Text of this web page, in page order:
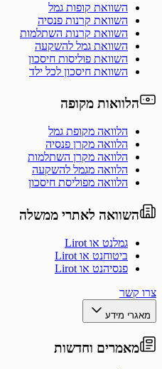
השוואת קופות גמל
השוואת קרנות פנסיה
השוואת קרנות השתלמות
השוואת גמל להשקעה
השוואת פוליסות חיסכון
השוואת חיסכון לכל ילד
הלוואות מקופה
הלוואה מקופת גמל
הלוואה מקרן פנסיה
הלוואה מקרן השתלמות
הלוואה מגמל להשקעה
הלוואה מפוליסת חיסכון
השוואה לאתרי ממשלה
גמלנט או Lirot
ביטוחנט או Lirot
פנסיהנט או Lirot
צרו קשר
מאגרי מידע
מאמרים וחדשות